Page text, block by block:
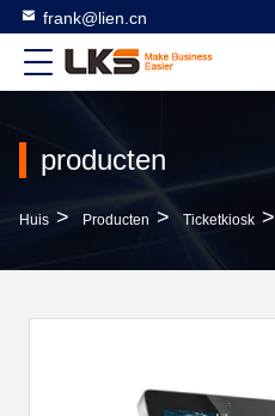
frank@lien.cn
producten
Huis > Producten > Ticketkiosk >